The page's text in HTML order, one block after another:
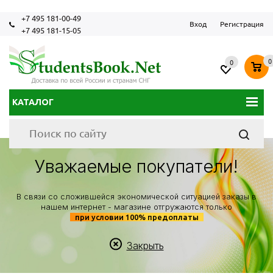
+7 495 181-00-49
+7 495 181-15-05
Вход Регистрация
КАТАЛОГ
0 0
Уважаемые покупатели!
В связи со сложившейся экономической ситуацией заказы в
нашем интернет - магазине отгружаются только
при условии 100% предоплаты
Закрыть